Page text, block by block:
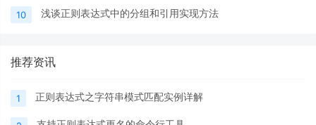
10 浅谈正则表达式中的分组和引用实现方法
推荐资讯
1 正则表达式之字符串模式匹配实例详解